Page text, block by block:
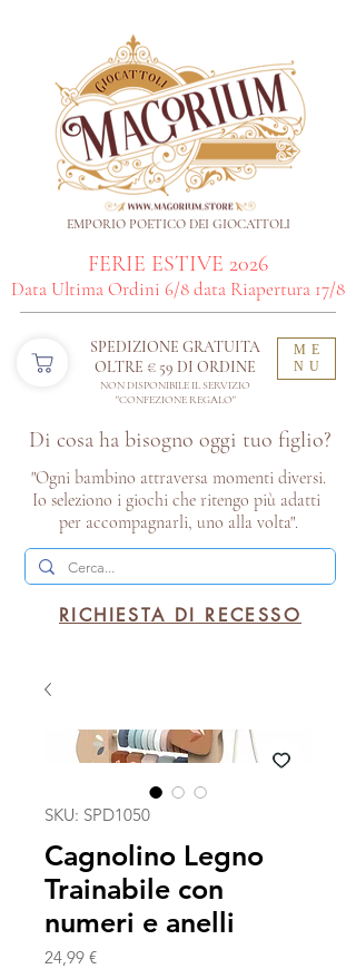
ME
NU
Di cosa ha bisogno oggi tuo figlio?
SPEDIZIONE GRATUITA
OLTRE € 59 DI ORDINE​
NON DISPONIBILE IL SERVIZIO
"CONFEZIONE REGALO"
"Ogni bambino attraversa momenti diversi.
Io seleziono i giochi che ritengo più adatti
per accompagnarli, uno alla volta".
EMPORIO POETICO DEI GIOCATTOLI
RICHIESTA DI RECESSO
FERIE ESTIVE 2026
Data Ultima Ordini 6/8 data Riapertura 17/8
SKU: SPD1050
Cagnolino Legno
Trainabile con
numeri e anelli
24,99 €Prezzo